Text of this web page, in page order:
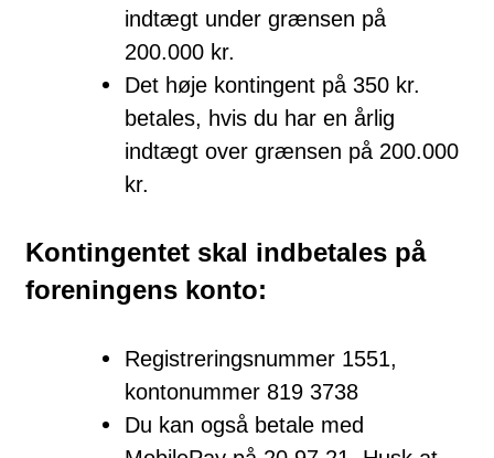
indtægt under grænsen på
200.000 kr.
Det høje kontingent på 350 kr.
betales, hvis du har en årlig
indtægt over grænsen på 200.000
kr.
Kontingentet skal indbetales på
foreningens konto:
Registreringsnummer 1551,
kontonummer 819 3738
Du kan også betale med